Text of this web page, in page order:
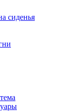
сиденья